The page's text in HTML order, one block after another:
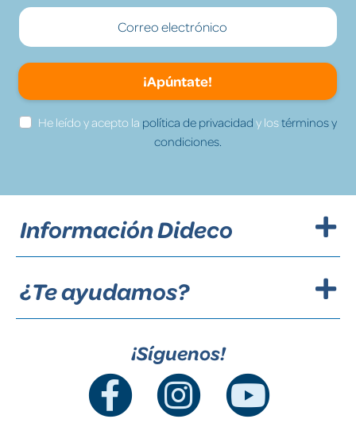
¡Apúntate!
He leído y acepto la política de privacidad y lostérminos y
condiciones.
Información Dideco
¿Te ayudamos?
¡Síguenos!